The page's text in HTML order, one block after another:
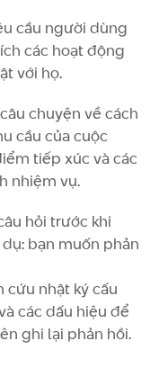
cầu người dùng
các hoạt động
với họ.
chuyện về cách
cầu của cuộc
tiếp xúc và các
nhiệm vụ.
hỏi trước khi
bạn muốn phản
cứu nhật ký cấu
các dấu hiệu để
ghi lại phản hồi.